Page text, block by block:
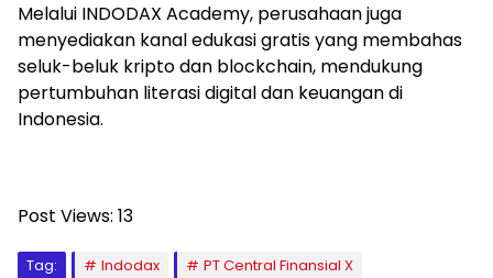
Melalui INDODAX Academy, perusahaan juga
menyediakan kanal edukasi gratis yang membahas
seluk-beluk kripto dan blockchain, mendukung
pertumbuhan literasi digital dan keuangan di
Indonesia.
Post Views: 13
Tag: Indodax PT Central Finansial X